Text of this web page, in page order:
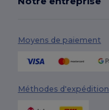
Moyens de paiement
Méthodes d'expédition